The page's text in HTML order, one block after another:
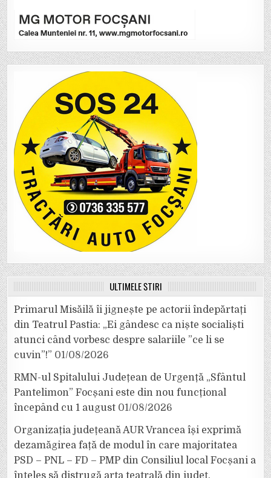
ULTIMELE ȘTIRI
Primarul Misăilă îi jignește pe actorii îndepărtați
din Teatrul Pastia: „Ei gândesc ca niște socialiști
atunci când vorbesc despre salariile ”ce li se
cuvin”!” 01/08/2026
RMN-ul Spitalului Județean de Urgență „Sfântul
Pantelimon” Focșani este din nou funcțional
începând cu 1 august 01/08/2026
Organizația județeană AUR Vrancea își exprimă
dezamăgirea față de modul în care majoritatea
PSD – PNL – FD – PMP din Consiliul local Focșani a